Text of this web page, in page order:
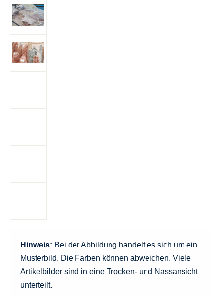
Hinweis: Bei der Abbildung handelt es sich um ein
Musterbild. Die Farben können abweichen. Viele
Artikelbilder sind in eine Trocken- und Nassansicht
unterteilt.